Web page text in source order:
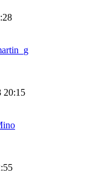
20:15